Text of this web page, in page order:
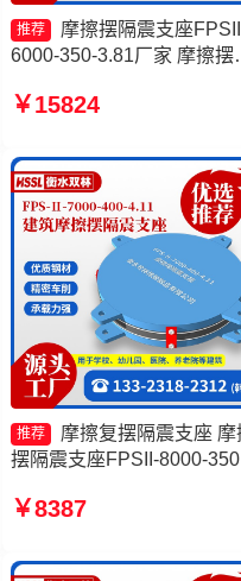
推荐
摩擦摆隔震支座
6000-350-3.81厂家 摩擦摆
建筑减隔震摩擦摆支座
￥15824
推荐
摩擦复摆隔震支座 摩
摆隔震支座FPSII-8000-
座生产厂家 摩擦摆隔震支
￥8387